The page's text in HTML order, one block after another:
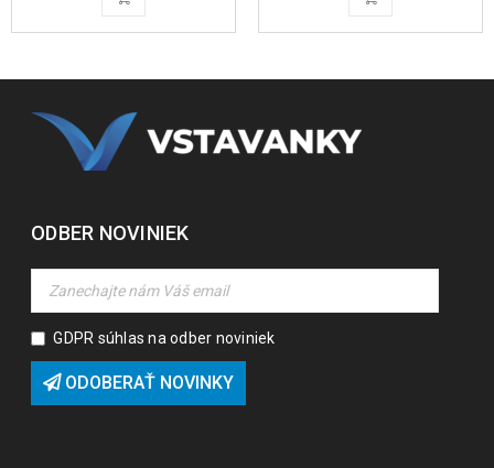
ODBER NOVINIEK
GDPR súhlas na odber noviniek
ODOBERAŤ NOVINKY